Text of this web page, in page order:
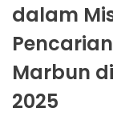
dalam
Marbun
2025